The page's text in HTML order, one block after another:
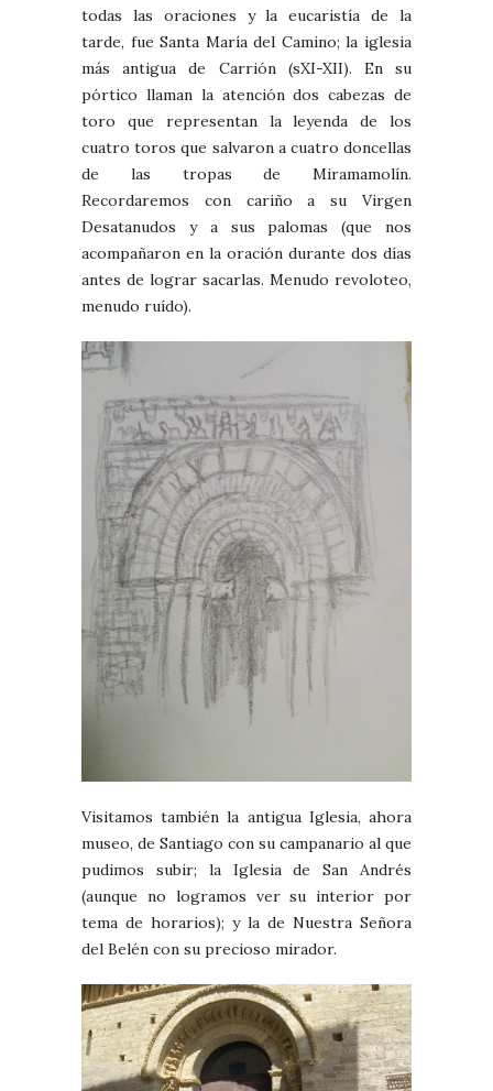
todas las oraciones y la eucaristía de la
tarde, fue Santa María del Camino; la iglesia
más antigua de Carrión (sXI-XII). En su
pórtico llaman la atención dos cabezas de
toro que representan la leyenda de los
cuatro toros que salvaron a cuatro doncellas
de las tropas de Miramamolín.
Recordaremos con cariño a su Virgen
Desatanudos y a sus palomas (que nos
acompañaron en la oración durante dos días
antes de lograr sacarlas. Menudo revoloteo,
menudo ruído).
Visitamos también la antigua Iglesia, ahora
museo, de Santiago con su campanario al que
pudimos subir; la Iglesia de San Andrés
(aunque no logramos ver su interior por
tema de horarios); y la de Nuestra Señora
del Belén con su precioso mirador.